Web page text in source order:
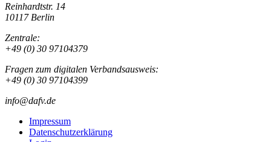
Reinhardtstr. 14
10117 Berlin
Zentrale:
+49 (0) 30 97104379
Fragen zum digitalen Verbandsausweis:
+49 (0) 30 97104399
info@dafv.de
Impressum
Datenschutzerklärung